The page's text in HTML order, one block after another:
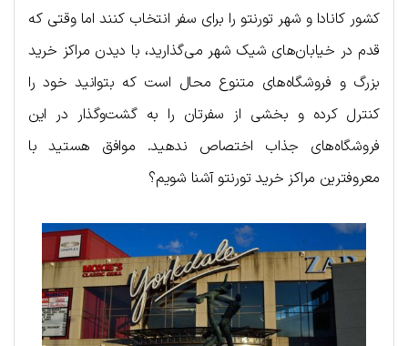
کشور کانادا و شهر تورنتو را برای سفر انتخاب کنند اما وقتی که
قدم در خیابان‌های شیک شهر می‌گذارید، با دیدن مراکز خرید
بزرگ و فروشگاه‌های متنوع محال است که بتوانید خود را
کنترل کرده و بخشی از سفرتان را به گشت‌وگذار در این
فروشگاه‌های جذاب اختصاص ندهید. موافق هستید با
معروفترین مراکز خرید تورنتو آشنا شویم؟